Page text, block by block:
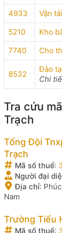
4933
Vận
5210
Kho
7740
Cho
8532
Đào
Chi
Tra cứu
Trạch
Tổng Đội
Trạch
Mã số thuế:
Người đại
Địa chỉ:
Nam
Trường Tiểu
Mã số thuế: